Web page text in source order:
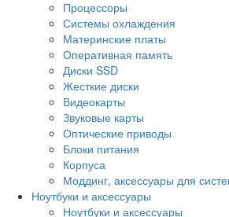
Процессоры
Системы охлаждения
Материнские платы
Оперативная память
Диски SSD
Жесткие диски
Видеокарты
Звуковые карты
Оптические приводы
Блоки питания
Корпуса
Моддинг, аксессуары для
Ноутбуки и аксессуары
Ноутбуки и аксессуары